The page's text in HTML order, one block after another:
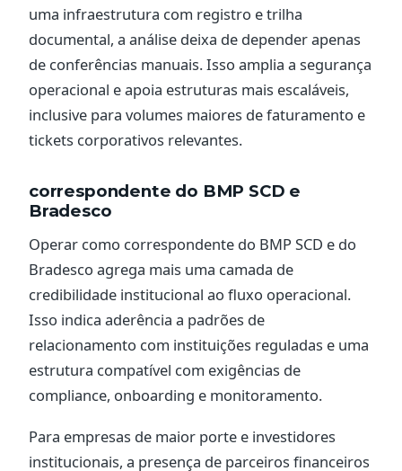
uma infraestrutura com registro e trilha
documental, a análise deixa de depender apenas
de conferências manuais. Isso amplia a segurança
operacional e apoia estruturas mais escaláveis,
inclusive para volumes maiores de faturamento e
tickets corporativos relevantes.
correspondente do BMP SCD e
Bradesco
Operar como correspondente do BMP SCD e do
Bradesco agrega mais uma camada de
credibilidade institucional ao fluxo operacional.
Isso indica aderência a padrões de
relacionamento com instituições reguladas e uma
estrutura compatível com exigências de
compliance, onboarding e monitoramento.
Para empresas de maior porte e investidores
institucionais, a presença de parceiros financeiros